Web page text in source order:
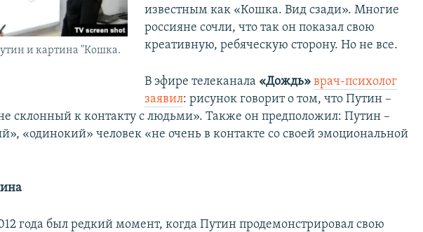
и картина "Кошка.
известным как «Кошка. Вид сзади». Многие
россияне сочли, что так он показал свою
креативную, ребяческую сторону. Но не все.
В эфире телеканала «Дождь» врач-психолог
заявил: рисунок говорит о том, что Путин –
склонный к контакту с людьми». Также он предположил: Путин –
«одинокий» человек «не очень в контакте со своей эмоциональной
года был редкий момент, когда Путин продемонстрировал свою